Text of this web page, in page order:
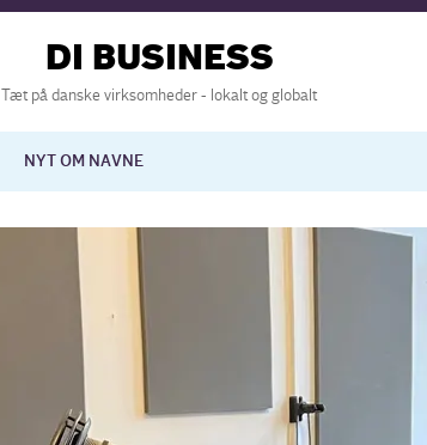
DI BUSINESS
Tæt på danske virksomheder - lokalt og globalt
NYT OM NAVNE
International økonomi